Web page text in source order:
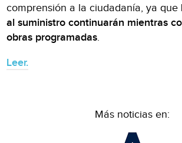
comprensión a la ciudadanía, ya que
al suministro continuarán mientras
obras programadas.
Leer.
Más noticias en: